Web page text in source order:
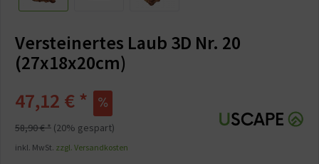
Versteinertes Laub 3D Nr. 20
(27x18x20cm)
47,12 € *
58,90 € * (20% gespart)
inkl. MwSt. zzgl. Versandkosten